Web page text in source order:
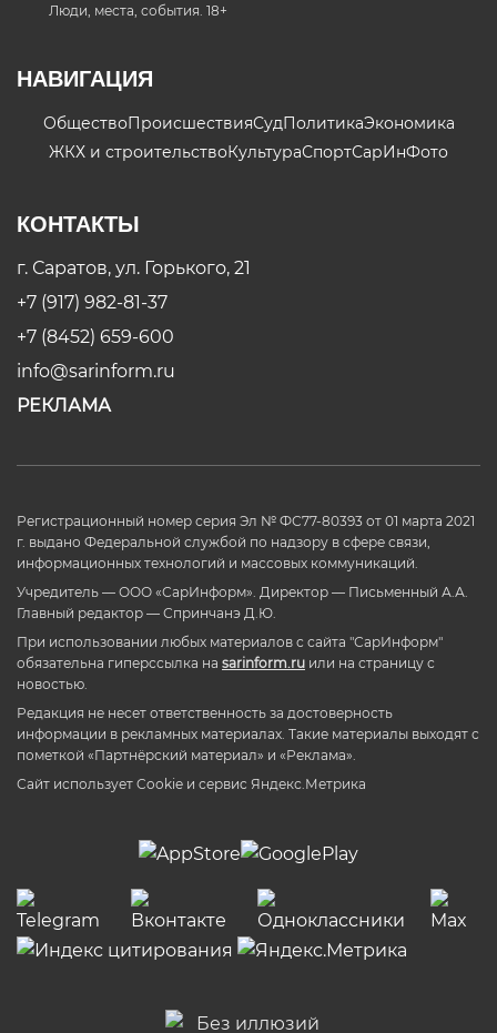
Люди, места, события. 18+
НАВИГАЦИЯ
ОбществоПроисшествияСудПолитикаЭкономика
ЖКХ и строительствоКультураСпортСарИнФото
КОНТАКТЫ
г. Саратов, ул. Горького, 21
+7 (917) 982-81-37
+7 (8452) 659-600
info@sarinform.ru
РЕКЛАМА
Регистрационный номер серия Эл № ФС77-80393 от 01 марта 2021
г. выдано Федеральной службой по надзору в сфере связи,
информационных технологий и массовых коммуникаций.
Учредитель — ООО «СарИнформ». Директор — Письменный А.А.
Главный редактор — Спринчанэ Д.Ю.
При использовании любых материалов с сайта "СарИнформ"
обязательна гиперссылка на sarinform.ru или на страницу с
новостью.
Редакция не несет ответственность за достоверность
информации в рекламных материалах. Такие материалы выходят с
пометкой «Партнёрский материал» и «Реклама».
Сайт использует Cookie и сервиc Яндекс.Метрика